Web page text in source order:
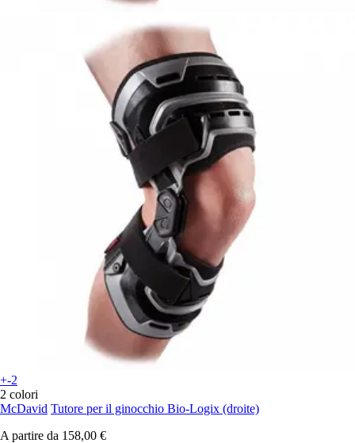
+-2
2 colori
McDavid Tutore per il ginocchio Bio-Logix (droite)
A partire da 158,00 €